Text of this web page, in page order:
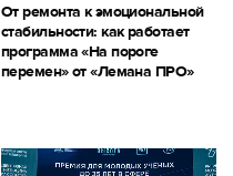
От ремонта к эмоциональной
стабильности: как работает
программа «На пороге
перемен» от «Лемана ПРО»